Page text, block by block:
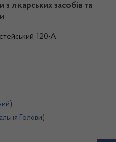
лікарських засобів та
120-А
Голови)